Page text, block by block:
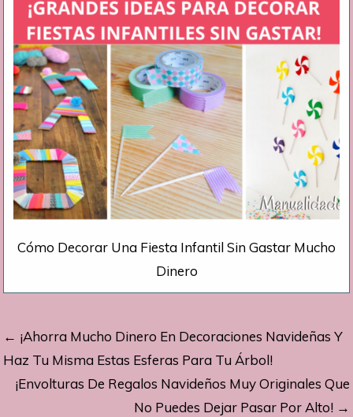
Cómo Decorar Una Fiesta Infantil Sin Gastar Mucho
Dinero
Navegación
de
entradas
← ¡Ahorra Mucho Dinero En Decoraciones Navideñas Y
Haz Tu Misma Estas Esferas Para Tu Árbol!
¡Envolturas De Regalos Navideños Muy Originales Que
No Puedes Dejar Pasar Por Alto! →